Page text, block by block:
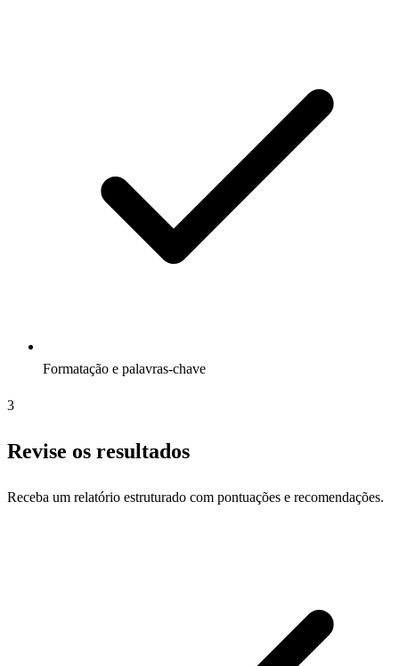
Formatação e palavras-chave
3
Revise os resultados
Receba um relatório estruturado com pontuações e recomendações.